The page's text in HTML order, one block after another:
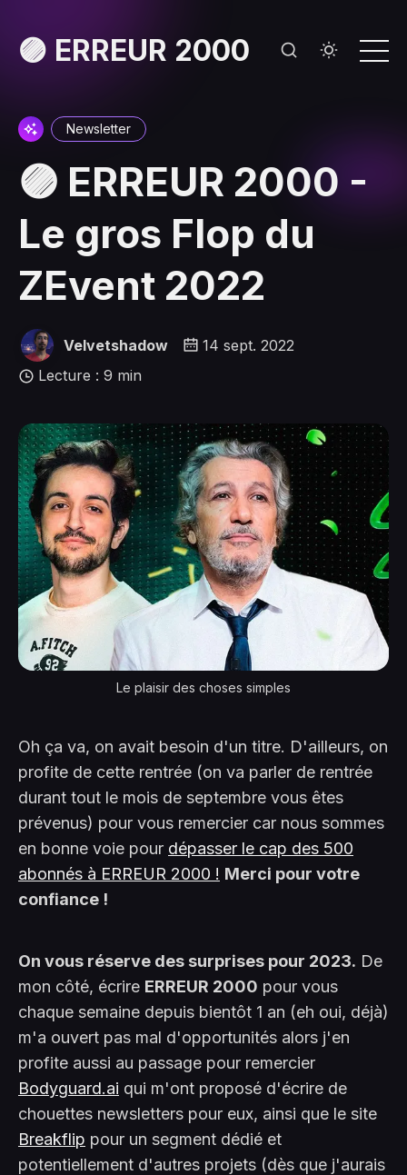
🟣 ERREUR 2000
Newsletter
🟣 ERREUR 2000 -
Le gros Flop du
ZEvent 2022
Velvetshadow
14 sept. 2022
Lecture : 9 min
Le plaisir des choses simples
Oh ça va, on avait besoin d'un titre. D'ailleurs, on
profite de cette rentrée (on va parler de rentrée
durant tout le mois de septembre vous êtes
prévenus) pour vous remercier car nous sommes
en bonne voie pour dépasser le cap des 500
abonnés à ERREUR 2000 ! Merci pour votre
confiance !
On vous réserve des surprises pour 2023. De
mon côté, écrire ERREUR 2000 pour vous
chaque semaine depuis bientôt 1 an (eh oui, déjà)
m'a ouvert pas mal d'opportunités alors j'en
profite aussi au passage pour remercier
Bodyguard.ai qui m'ont proposé d'écrire de
chouettes newsletters pour eux, ainsi que le site
Breakflip pour un segment dédié et
potentiellement d'autres projets (dès que j'aurais